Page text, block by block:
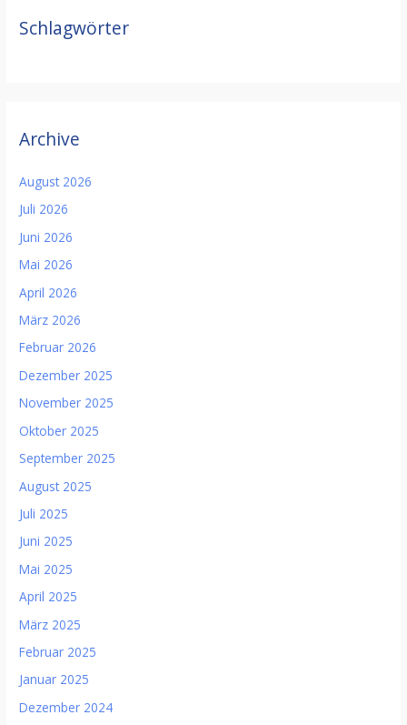
Schlagwörter
Archive
August 2026
Juli 2026
Juni 2026
Mai 2026
April 2026
März 2026
Februar 2026
Dezember 2025
November 2025
Oktober 2025
September 2025
August 2025
Juli 2025
Juni 2025
Mai 2025
April 2025
März 2025
Februar 2025
Januar 2025
Dezember 2024